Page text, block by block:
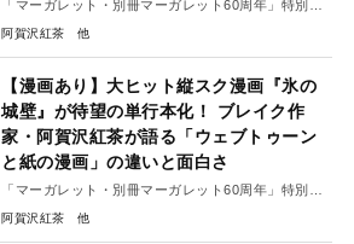
「マーガレット・別冊マーガレット60周年」特別イ
ンタビュー#6（後編）
阿賀沢紅茶
【漫画あり】大ヒット縦スク漫画『氷の
城壁』が待望の単行本化！ ブレイク作
家・阿賀沢紅茶が語る「ウェブトゥーン
と紙の漫画」の違いと面白さ
「マーガレット・別冊マーガレット60周年」特別イ
ンタビュー#6（前編）
阿賀沢紅茶